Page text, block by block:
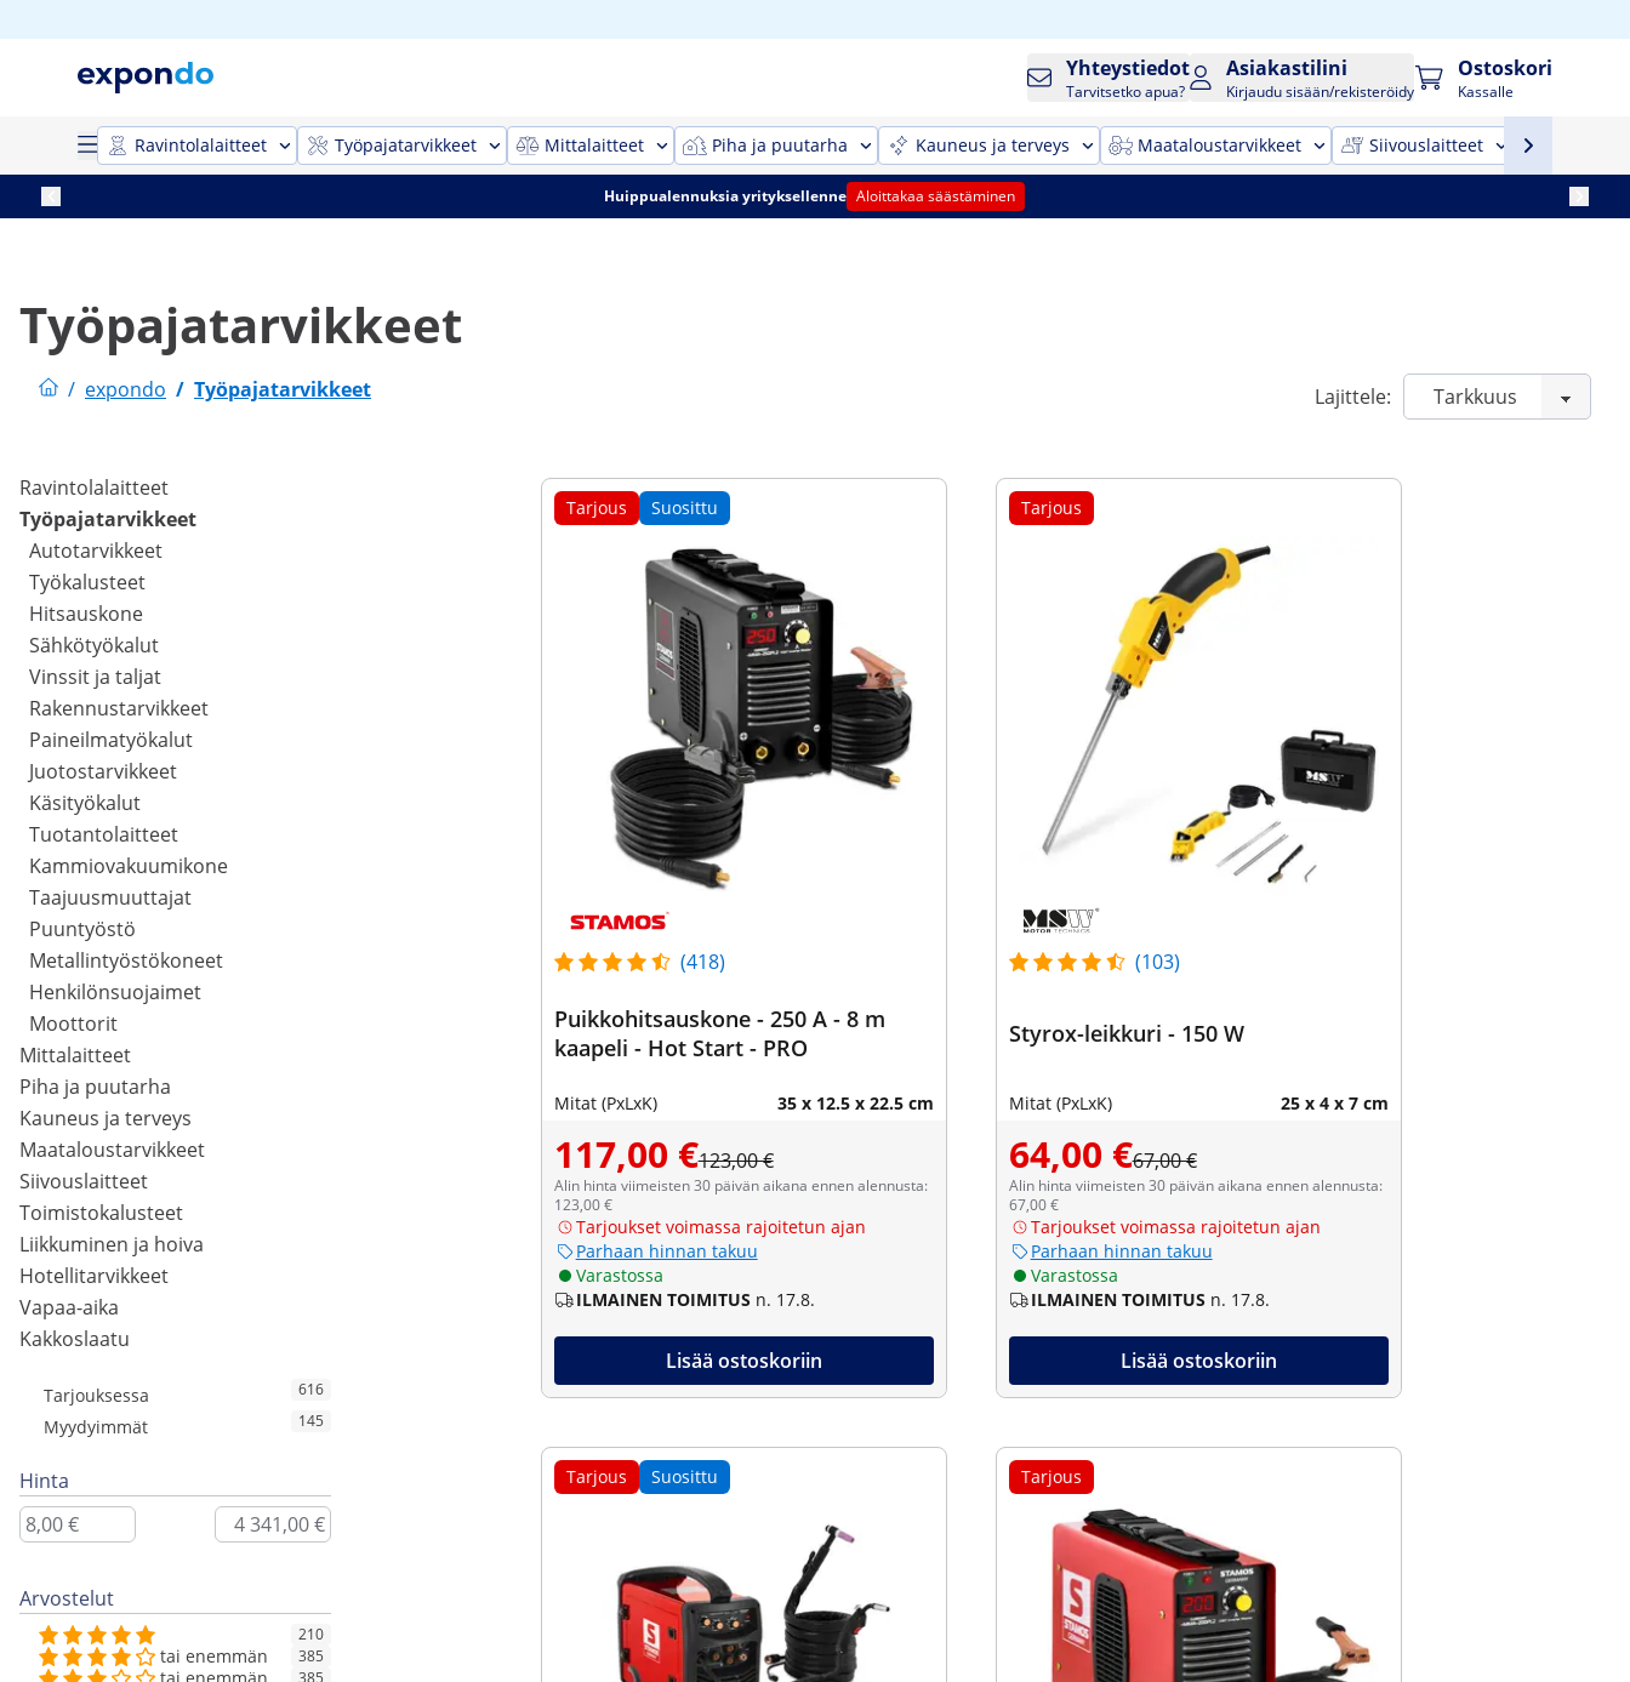
Yhteystiedot
Tarvitsetko apua?
Asiakastilini
Kirjaudu sisään/rekisteröidy
Ostoskori
Kassalle
Ravintolalaitteet Työpajatarvikkeet Mittalaitteet Piha ja puutarha Kauneus ja terveys Maataloustarvikkeet Siivouslaitteet
Huippualennuksia yrityksellenne Aloittakaa säästäminen
Työpajatarvikkeet
/ expondo / Työpajatarvikkeet Lajittele:
Ravintolalaitteet
Työpajatarvikkeet
Autotarvikkeet
Työkalusteet
Hitsauskone
Sähkötyökalut
Vinssit ja taljat
Rakennustarvikkeet
Paineilmatyökalut
Juotostarvikkeet
Käsityökalut
Tuotantolaitteet
Kammiovakuumikone
Taajuusmuuttajat
Puuntyöstö
Metallintyöstökoneet
Henkilönsuojaimet
Moottorit
Mittalaitteet
Piha ja puutarha
Kauneus ja terveys
Maataloustarvikkeet
Siivouslaitteet
Toimistokalusteet
Liikkuminen ja hoiva
Hotellitarvikkeet
Vapaa-aika
Kakkoslaatu
Tarjouksessa 616
Myydyimmät 145
Hinta
Arvostelut
210
tai enemmän 385
Tarjous Suosittu
(418)
Puikkohitsauskone - 250 A - 8 m
kaapeli - Hot Start - PRO
Mitat (PxLxK) 35 x 12.5 x 22.5 cm
117,00 €123,00 €
Alin hinta viimeisten 30 päivän aikana ennen alennusta:
123,00 €
Tarjoukset voimassa rajoitetun ajan
Parhaan hinnan takuu
Varastossa
ILMAINEN TOIMITUS n. 17.8.
Lisää ostoskoriin
Tarjous
(103)
Styrox-leikkuri - 150 W
Mitat (PxLxK) 25 x 4 x 7 cm
64,00 €67,00 €
Alin hinta viimeisten 30 päivän aikana ennen alennusta:
67,00 €
Tarjoukset voimassa rajoitetun ajan
Parhaan hinnan takuu
Varastossa
ILMAINEN TOIMITUS n. 17.8.
Lisää ostoskoriin
Tarjous Suosittu Tarjous